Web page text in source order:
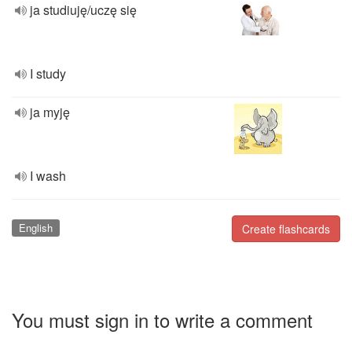
ja studiuję/uczę się
I study
ja myję
I wash
Create flashcards
English
You must sign in to write a comment